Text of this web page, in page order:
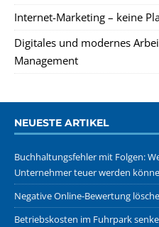
Internet-Marketing – keine
Digitales und modernes
Management
NEUESTE ARTIKEL
Buchhaltungsfehler mit Folgen:
Unternehmer teuer werden
Negative Online-Bewertung
Betriebskosten im Fuhrpark